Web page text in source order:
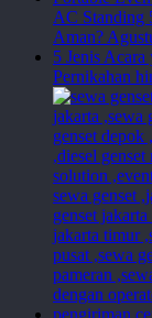
AC Standing
Aman?
5 Jenis
Pernikahan